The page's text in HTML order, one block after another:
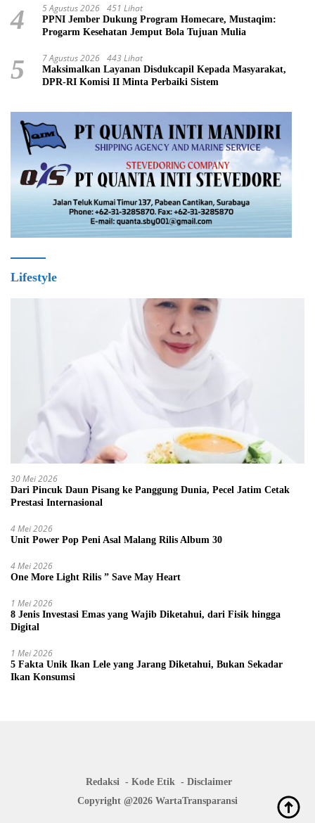
4 5 Agustus 2026 451 Lihat
PPNI Jember Dukung Program Homecare, Mustaqim:
Progarm Kesehatan Jemput Bola Tujuan Mulia
5 7 Agustus 2026 443 Lihat
Maksimalkan Layanan Disdukcapil Kepada Masyarakat,
DPR-RI Komisi II Minta Perbaiki Sistem
Lifestyle
30 Mei 2026
Dari Pincuk Daun Pisang ke Panggung Dunia, Pecel Jatim Cetak
Prestasi Internasional
4 Mei 2026
Unit Power Pop Peni Asal Malang Rilis Album 30
4 Mei 2026
One More Light Rilis ” Save May Heart
1 Mei 2026
8 Jenis Investasi Emas yang Wajib Diketahui, dari Fisik hingga
Digital
1 Mei 2026
5 Fakta Unik Ikan Lele yang Jarang Diketahui, Bukan Sekadar
Ikan Konsumsi
Redaksi Kode Etik
Disclaimer
Copyright @2026 WartaTransparansi